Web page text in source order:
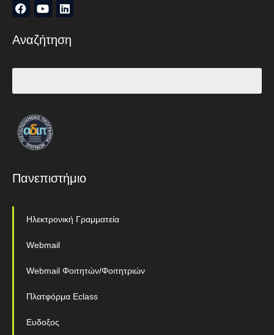
Αναζήτηση
Πανεπιστήμιο
Ηλεκτρονική Γραμματεία
Webmail
Webmail Φοιτητών/Φοιτητριών
Πλατφόρμα Eclass
Ευδοξος